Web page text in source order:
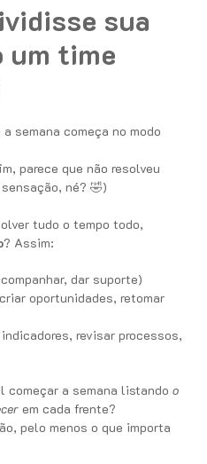
sua
um time
semana começa no modo
parece que não resolveu
né? 🤣)
tudo o tempo todo,
? Assim:
dar suporte)
oportunidades, retomar
revisar processos,
começar a semana listando o
em cada frente?
pelo menos o que importa